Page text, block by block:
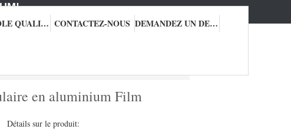
!
CONTRÔLE QUALITÉ CONTACTEZ-NOUS DEMANDEZ UN DEVIS
en aluminium Film
Détails sur le produit: